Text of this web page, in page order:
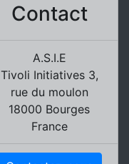
Contact
A.S.I.E
Tivoli Initiatives 3,
rue du moulon
18000 Bourges
France